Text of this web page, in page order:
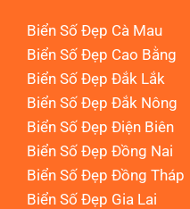
Biển Số Đẹp Cà Mau
Biển Số Đẹp Cao Bằng
Biển Số Đẹp Đắk Lắk
Biển Số Đẹp Đắk Nông
Biển Số Đẹp Điện Biên
Biển Số Đẹp Đồng Nai
Biển Số Đẹp Đồng Tháp
Biển Số Đẹp Gia Lai